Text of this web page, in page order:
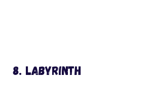
8. Labyrinth